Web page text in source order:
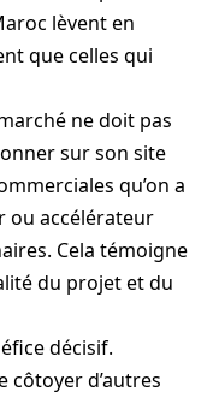
lèvent en
que celles qui
ne doit pas
sur son site
qu’on a
ou accélérateur
Cela témoigne
du projet et du
décisif.
d’autres